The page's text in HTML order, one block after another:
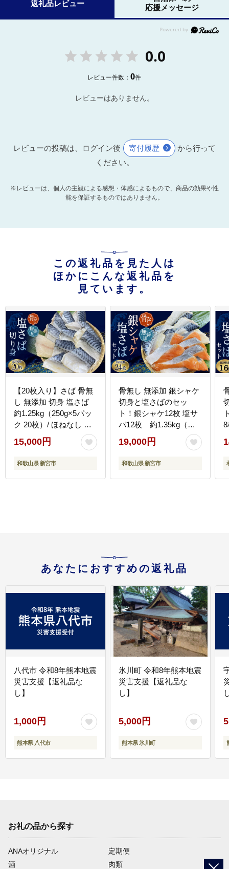
返礼品レビュー
応援メッセージ
0.0
レビュー件数：0件
レビューはありません。
レビューの投稿は、ログイン後 寄付履歴
から行って
ください。
※レビューは、個人の主観による感想・体感によるもので、商品の効果や性
能を保証するものではありません。
この返礼品を見た人は
ほかにこんな返礼品を
見ています。
【20枚入り】さば 骨無
し 無添加 切身 塩さば
約1.25kg（250g×5パッ
ク 20枚）/ ほねなし 骨
なし サバ 鯖
【nss501C】
15,000円
和歌山県 新宮市
骨無し 無添加 銀シャケ
切身と塩さばのセッ
ト！銀シャケ12枚 塩サ
バ12枚 約1.35kg（計
24枚） / サケ 鮭 シャケ
サバ さば 鯖 冷凍 おか
ず 魚 お魚 魚介 海鮮 安
ごはんのお供 ふっくら
19,000円
和歌山県 新宮市
あなたにおすすめの返礼品
八代市 令和8年熊本地震
災害支援【返礼品な
し】
1,000円
熊本県 八代市
氷川町 令和8年熊本地震
災害支援【返礼品な
し】
5,000円
熊本県 氷川町
お礼の品から探す
ANAオリジナル
定期便
酒
肉類